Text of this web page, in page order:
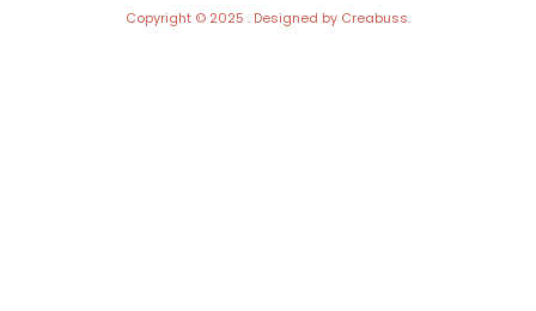
Copyright © 2025 . Designed by Creabuss.